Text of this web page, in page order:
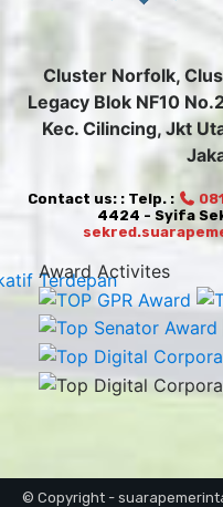
Cluster Norfolk,
Legacy Blok NF10
Kec. Cilincing, Jkt
Contact us: : Telp. :
4424 - Syifa
Award Activites
© Copyright -